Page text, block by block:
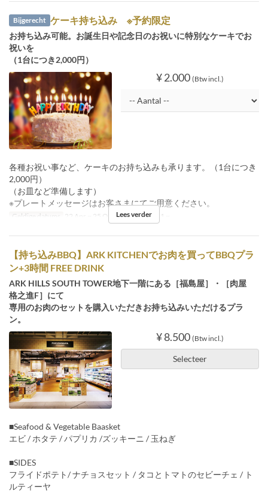
Bijgerecht ケーキ持ち込み ※予約限定
お持ち込み可能。お誕生日や記念日のお祝いに特別なケーキでお
祝いを
（1台につき2,000円）
¥ 2.000 (Btw incl.)
各種お祝い事など、ケーキのお持ち込みも承ります。（1台につき
2,000円）
（お皿など準備します）
※プレートメッセージはお客さまにてご用意ください。
Geldige datums 22 Apr ~ 25 Okt Bestellimiet 1 ~
Lees verder
【持ち込みBBQ】ARK KITCHENでお肉を買ってBBQプラ
ン+3時間 FREE DRINK
ARK HILLS SOUTH TOWER地下一階にある［福島屋］・［肉屋
格之進F］にて
専用のお肉のセットを購入いただきお持ち込みいただけるプラ
ン。
¥ 8.500 (Btw incl.)
Selecteer
■Seafood & Vegetable Baasket
エビ / ホタテ / パプリカ /ズッキーニ / 玉ねぎ
■SIDES
フライドポテト/ ナチョスセット / タコとトマトのセビーチェ / ト
ルティーヤ